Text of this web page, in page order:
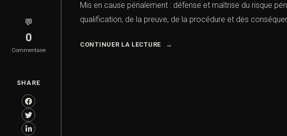
💬
0
Commentaire
SHARE
Mis en cause pénalement : défense et maîtrise du risque
qualification, de la preuve, de la procédure et des
CONTINUER LA LECTURE